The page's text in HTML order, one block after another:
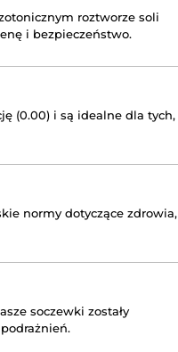
roztworze soli
i bezpieczeństwo.
(0.00) i są idealne dla tych,
normy dotyczące zdrowia,
soczewki zostały